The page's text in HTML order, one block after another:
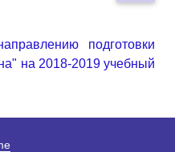
подготовки
на 2018-2019 учебный